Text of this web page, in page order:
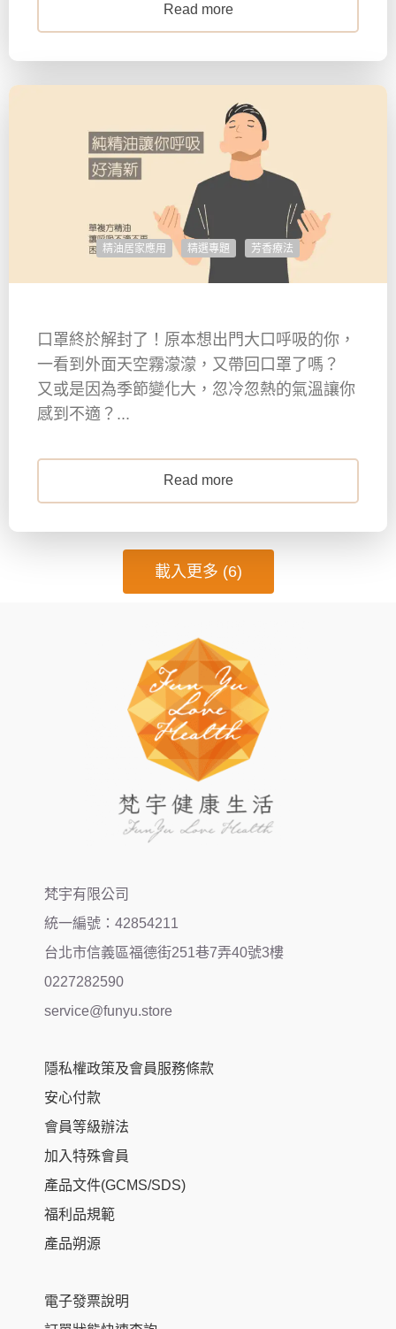
Read more
精油居家應用 精選專題 芳香療法
口罩終於解封了！原本想出門大口呼吸的你，
一看到外面天空霧濛濛，又帶回口罩了嗎？
又或是因為季節變化大，忽冷忽熱的氣溫讓你
感到不適？...
Read more
載入更多 (6)
梵宇有限公司
統一編號：42854211
台北市信義區福德街251巷7弄40號3樓
0227282590
service@funyu.store
隱私權政策及會員服務條款
安心付款
會員等級辦法
加入特殊會員
產品文件(GCMS/SDS)
福利品規範
產品朔源
電子發票說明